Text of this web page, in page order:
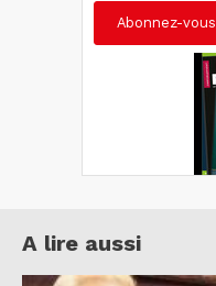
Abonnez-vous
A lire aussi